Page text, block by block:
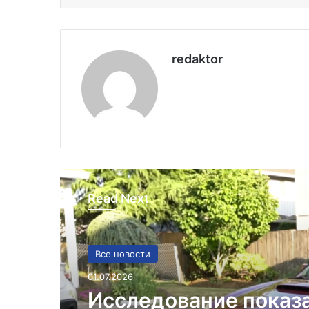
redaktor
Read Next
Все новости
01.07.2026
Исследование